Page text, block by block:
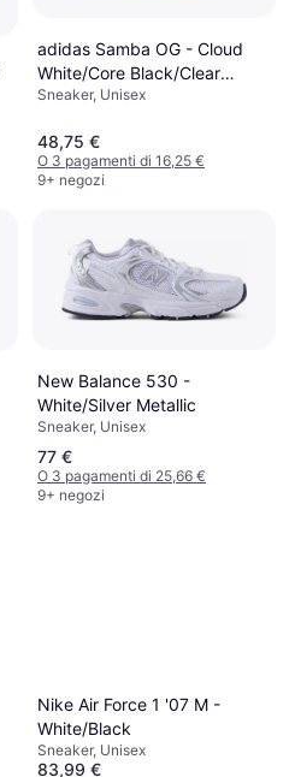
adidas Samba OG - Cloud
White/Core Black/Clear
Granite
Sneaker, Unisex
48,75 €
O 3 pagamenti di 16,25 €
9+ negozi
New Balance 530 -
White/Silver Metallic
Sneaker, Unisex
77 €
O 3 pagamenti di 25,66 €
9+ negozi
Nike Air Force 1 '07 M -
White/Black
Sneaker, Unisex
83,99 €